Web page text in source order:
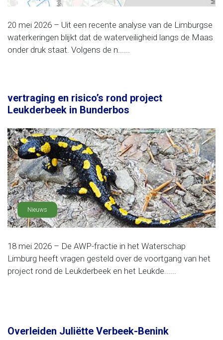
20 mei 2026 – Uit een recente analyse van de Limburgse
waterkeringen blijkt dat de waterveiligheid langs de Maas
onder druk staat. Volgens de n......
vertraging en risico’s rond project
Leukderbeek in Bunderbos
Nieuws
18 mei 2026 – De AWP-fractie in het Waterschap
Limburg heeft vragen gesteld over de voortgang van het
project rond de Leukderbeek en het Leukde......
Overleiden Juliëtte Verbeek-Benink